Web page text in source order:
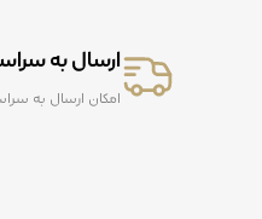
ارسال به
امکان ارسال به